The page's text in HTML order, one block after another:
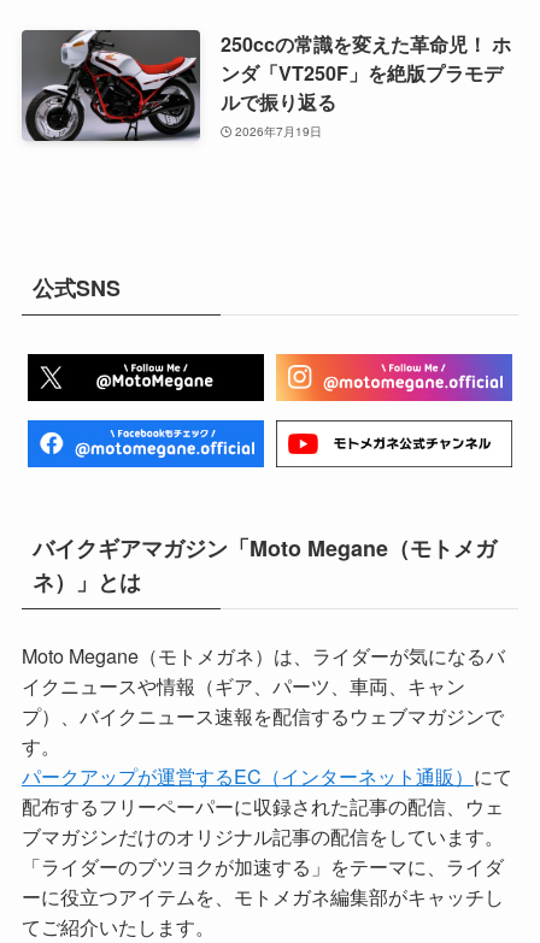
250ccの常識を変えた革命児！ ホ
ンダ「VT250F」を絶版プラモデ
ルで振り返る
2026年7月19日
公式SNS
バイクギアマガジン「Moto Megane（モトメガ
ネ）」とは
Moto Megane（モトメガネ）は、ライダーが気になるバ
イクニュースや情報（ギア、パーツ、車両、キャン
プ）、バイクニュース速報を配信するウェブマガジンで
す。
パークアップが運営するEC（インターネット通販） にて
配布するフリーペーパーに収録された記事の配信、ウェ
ブマガジンだけのオリジナル記事の配信をしています。
「ライダーのブツヨクが加速する」をテーマに、ライダ
ーに役立つアイテムを、モトメガネ編集部がキャッチし
てご紹介いたします。